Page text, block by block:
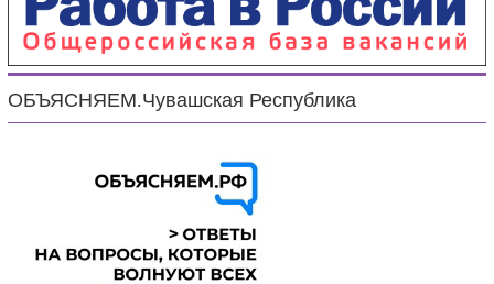
ОБЪЯСНЯЕМ.Чувашская Республика